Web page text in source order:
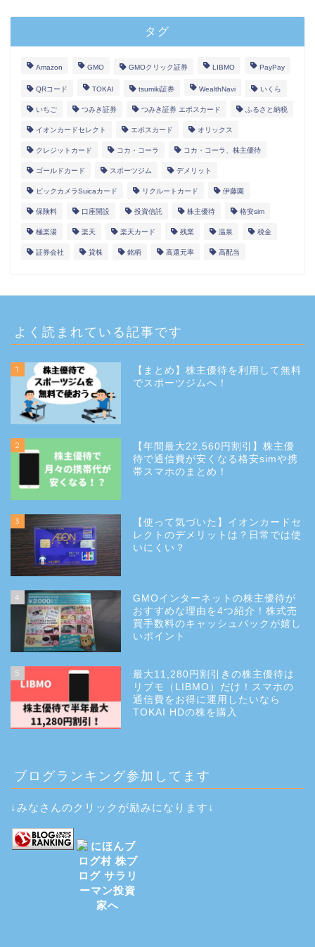
タグ
Amazon GMO GMOクリック証券 LIBMO PayPay
QRコード TOKAI tsumiki証券 WealthNavi いくら
いちご つみき証券 つみき証券 エポスカード ふるさと納税
イオンカードセレクト エポスカード オリックス
クレジットカード コカ・コーラ コカ・コーラ、株主優待
ゴールドカード スポーツジム デメリット
ビックカメラSuicaカード リクルートカード 伊藤園
保険料 口座開設 投資信託 株主優待 格安sim
極楽湯 楽天 楽天カード 残業 温泉 税金
証券会社 貸株 銘柄 高還元率 高配当
よく読まれている記事です
1
【まとめ】株主優待を利用して無料
でスポーツジムへ！
2
【年間最大22,560円割引】株主優
待で通信費が安くなる格安simや携
帯スマホのまとめ！
3
【使って気づいた】イオンカードセ
レクトのデメリットは？日常では使
いにくい？
4
GMOインターネットの株主優待が
おすすめな理由を4つ紹介！株式売
買手数料のキャッシュバックが嬉し
いポイント
5
最大11,280円割引きの株主優待は
リブモ（LIBMO）だけ！スマホの
通信費をお得に運用したいなら
TOKAI HDの株を購入
ブログランキング参加してます
↓みなさんのクリックが励みになります↓